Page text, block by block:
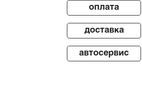
оплата
доставка
автосервис